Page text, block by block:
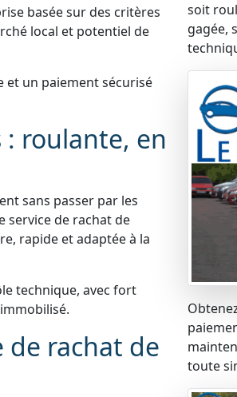
basée sur des critères
local et potentiel de
un paiement sécurisé
: roulante, en
sans passer par les
service de rachat de
rapide et adaptée à la
technique, avec fort
de rachat de
soit
gagée,
toute